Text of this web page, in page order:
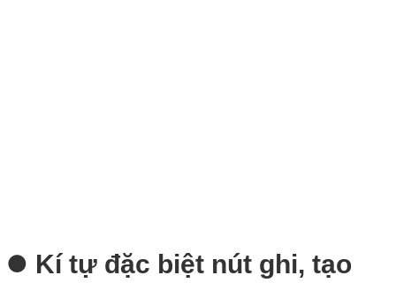
⏺ Kí tự đặc biệt nút ghi, tạo